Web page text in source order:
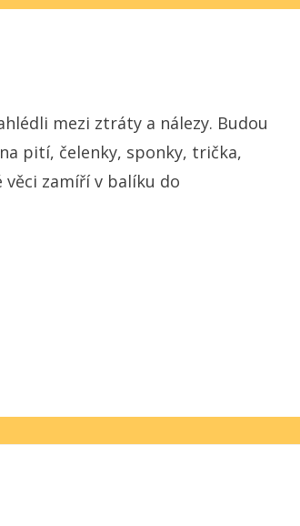
mezi ztráty a nálezy. Budou
pití, čelenky, sponky, trička,
věci zamíří v balíku do